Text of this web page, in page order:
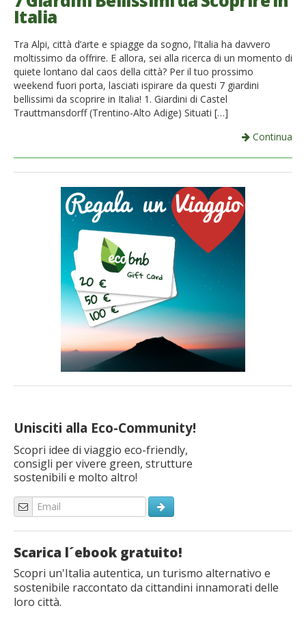
French
Italiano
Italia
Tra Alpi, città d’arte e spiagge da sogno, l’Italia ha davvero
moltissimo da offrire. E allora, sei alla ricerca di un momento di
quiete lontano dal caos della città? Per il tuo prossimo
weekend fuori porta, lasciati ispirare da questi 7 giardini
bellissimi da scoprire in Italia! 1. Giardini di Castel
Trauttmansdorff (Trentino-Alto Adige) Situati […]
Continua
Unisciti alla Eco-Community!
Scopri idee di viaggio eco-friendly,
consigli per vivere green, strutture
sostenibili e molto altro!
Scarica l´ebook gratuito!
Scopri un'Italia autentica, un turismo alternativo e
sostenibile raccontato da cittandini innamorati delle
loro città.